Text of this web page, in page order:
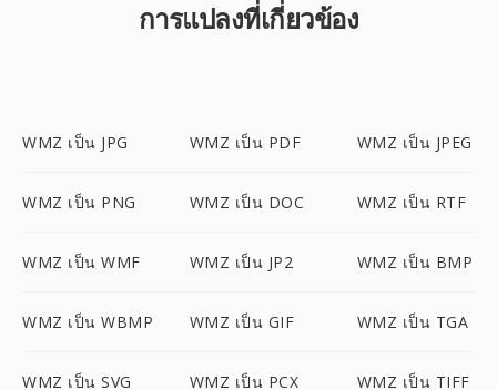
การแปลงที่เกี่ยวข้อง
WMZ เป็น JPG WMZ เป็น PDF WMZ เป็น JPEG
WMZ เป็น PNG WMZ เป็น DOC WMZ เป็น RTF
WMZ เป็น WMF WMZ เป็น JP2 WMZ เป็น BMP
WMZ เป็น WBMP WMZ เป็น GIF WMZ เป็น TGA
WMZ เป็น SVG WMZ เป็น PCX WMZ เป็น TIFF